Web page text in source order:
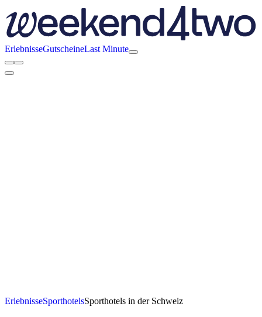
ErlebnisseGutscheineLast Minute
ErlebnisseSporthotelsSporthotels in der Schweiz